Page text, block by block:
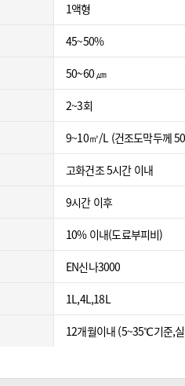
1액형
45~50%
50~60 ㎛
2~3회
9~10㎡/L (건조도막두께
고화건조 5시간 이내
9시간 이후
10% 이내(도료부피비)
EN신나3000
1L,4L,18L
12개월이내 (5~35℃기준,